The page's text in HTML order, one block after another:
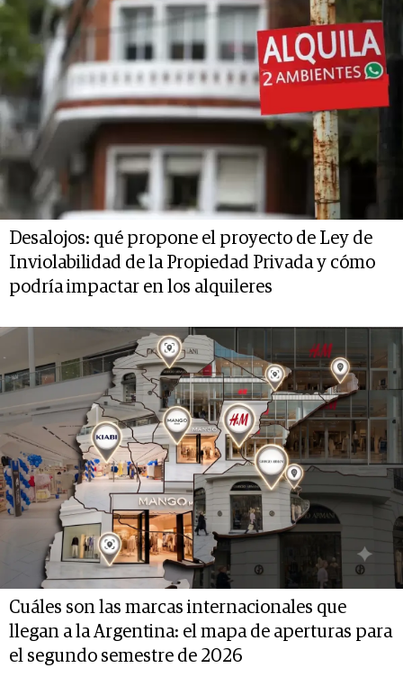
Desalojos: qué propone el proyecto de Ley de
Inviolabilidad de la Propiedad Privada y cómo
podría impactar en los alquileres
Cuáles son las marcas internacionales que
llegan a la Argentina: el mapa de aperturas para
el segundo semestre de 2026